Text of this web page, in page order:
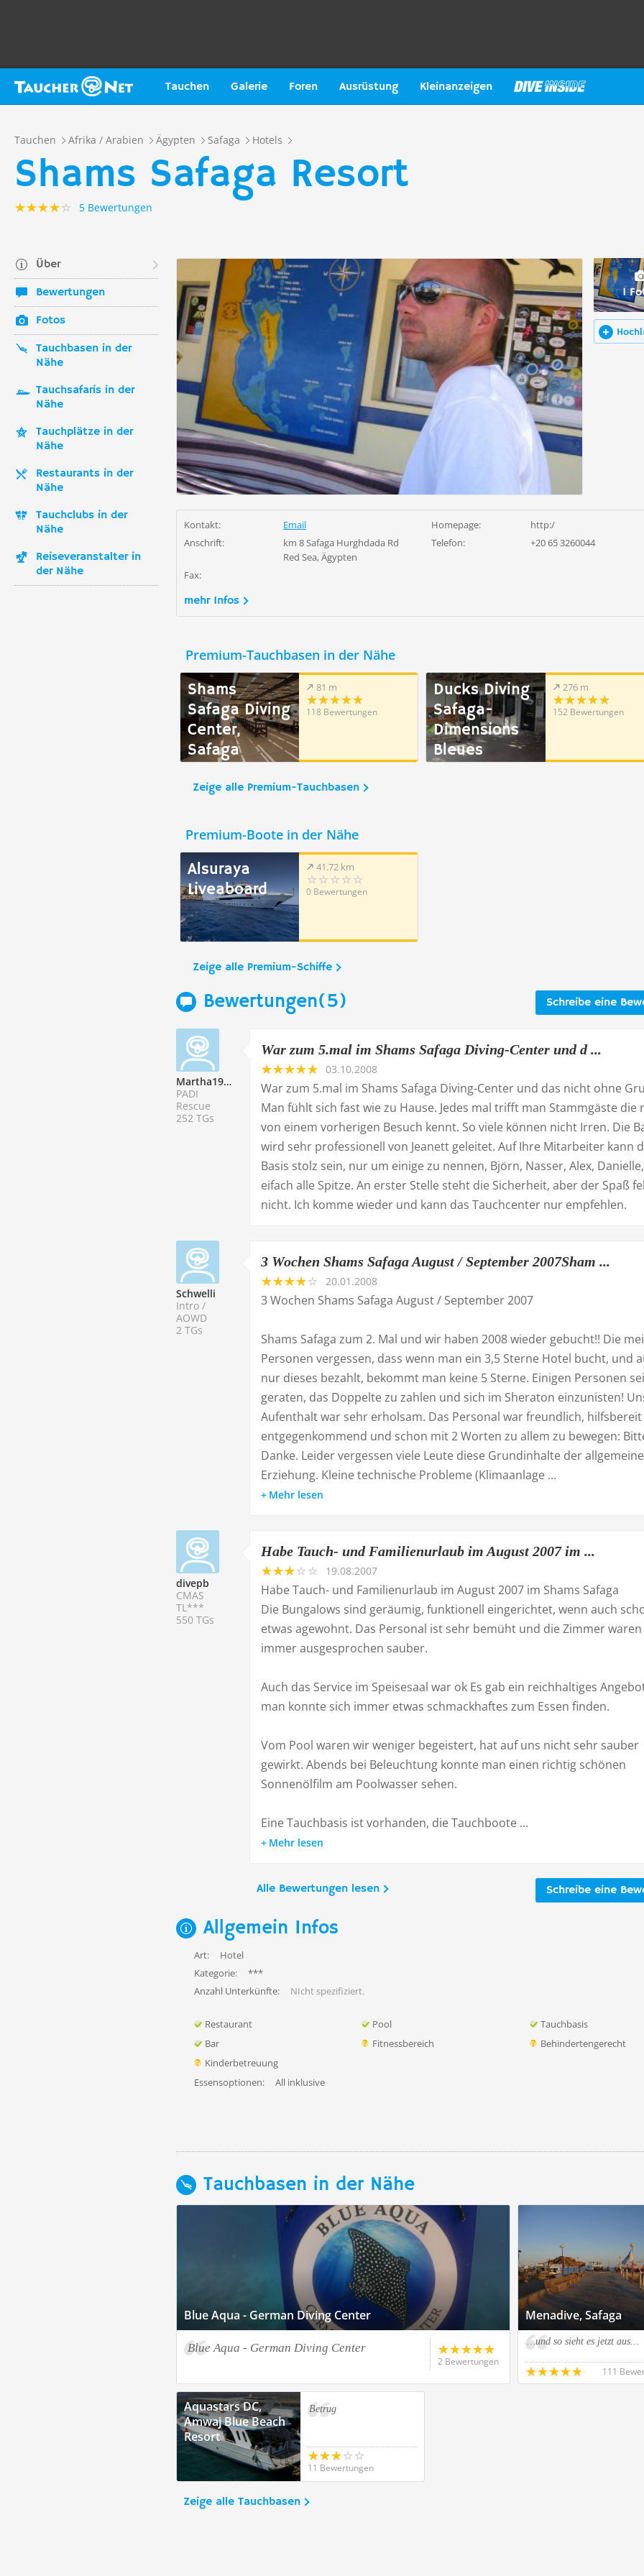
Tauchen Galerie Foren Ausrüstung Kleinanzeigen
Tauchen Afrika / Arabien Ägypten Safaga Hotels
Shams Safaga Resort
5 Bewertungen
Über
Bewertungen
Fotos
Tauchbasen in der
Nähe
Tauchsafaris in der
Nähe
Tauchplätze in der
Nähe
Restaurants in der
Nähe
Tauchclubs in der
Nähe
Reiseveranstalter in
der Nähe
1
Kontakt: Email Homepage:
http:/
Anschrift:
km 8 Safaga Hurghdada Rd
Red Sea, Ägypten
Telefon: +20 65 3260044
Fax:
mehr Infos
Premium-Tauchbasen in der Nähe
Shams
Safaga Diving
Center,
Safaga
81 m
118 Bewertungen
Ducks Diving
Safaga-
Dimensions
Bleues
276 m
152 Bewertungen
Zeige alle Premium-Tauchbasen
Premium-Boote in der Nähe
Alsuraya
Liveaboard
41.72 km
0 Bewertungen
Zeige alle Premium-Schiffe
Schreibe eine
Bewertungen(5)
Martha198720
PADI
Rescue
252 TGs
War zum 5.mal im Shams Safaga Diving-Center und d ...
03.10.2008
War zum 5.mal im Shams Safaga Diving-Center und das nicht ohne
Man fühlt sich fast wie zu Hause. Jedes mal trifft man Stammgäste die
von einem vorherigen Besuch kennt. So viele können nicht Irren. Die
wird sehr professionell von Jeanett geleitet. Auf Ihre Mitarbeiter kann
Basis stolz sein, nur um einige zu nennen, Björn, Nasser, Alex, Danielle,
eifach alle Spitze. An erster Stelle steht die Sicherheit, aber der Spaß
nicht. Ich komme wieder und kann das Tauchcenter nur empfehlen.
Schwelli
Intro /
AOWD
2 TGs
3 Wochen Shams Safaga August / September 2007Sham ...
20.01.2008
3 Wochen Shams Safaga August / September 2007
Shams Safaga zum 2. Mal und wir haben 2008 wieder gebucht!! Die
Personen vergessen, dass wenn man ein 3,5 Sterne Hotel bucht, und
nur dieses bezahlt, bekommt man keine 5 Sterne. Einigen Personen sei
geraten, das Doppelte zu zahlen und sich im Sheraton einzunisten!
Aufenthalt war sehr erholsam. Das Personal war freundlich,
entgegenkommend und schon mit 2 Worten zu allem zu bewegen:
Danke. Leider vergessen viele Leute diese Grundinhalte der
Erziehung. Kleine technische Probleme (Klimaanlage ...
Mehr lesen
divepb
CMAS
TL***
550 TGs
Habe Tauch- und Familienurlaub im August 2007 im ...
19.08.2007
Habe Tauch- und Familienurlaub im August 2007 im Shams Safaga
Die Bungalows sind geräumig, funktionell eingerichtet, wenn auch
etwas agewohnt. Das Personal ist sehr bemüht und die Zimmer waren
immer ausgesprochen sauber.
Auch das Service im Speisesaal war ok Es gab ein reichhaltiges
man konnte sich immer etwas schmackhaftes zum Essen finden.
Vom Pool waren wir weniger begeistert, hat auf uns nicht sehr sauber
gewirkt. Abends bei Beleuchtung konnte man einen richtig schönen
Sonnenölfilm am Poolwasser sehen.
Eine Tauchbasis ist vorhanden, die Tauchboote ...
Mehr lesen
Schreibe eine
Alle Bewertungen lesen
Allgemein Infos
Art:
Hotel
Kategorie:
***
Anzahl Unterkünfte:
NIcht spezifiziert.
Restaurant Pool
Tauchbasis
Bar
Fitnessbereich
Behindertengerecht
Kinderbetreuung
Essensoptionen:
All inklusive
Tauchbasen in der Nähe
Blue Aqua - German Diving Center
Blue Aqua - German Diving Center
2 Bewertungen
Menadive, Safaga
…und so sieht es jetzt aus…
111
Aquastars DC,
Amwaj Blue Beach
Resort
Betrug
11 Bewertungen
Zeige alle Tauchbasen